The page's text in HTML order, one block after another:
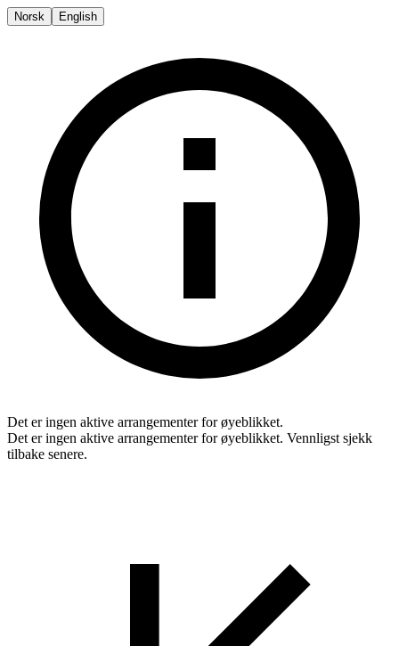
Norsk English
Det er ingen aktive arrangementer for øyeblikket.
Det er ingen aktive arrangementer for øyeblikket. Vennligst sjekk
tilbake senere.